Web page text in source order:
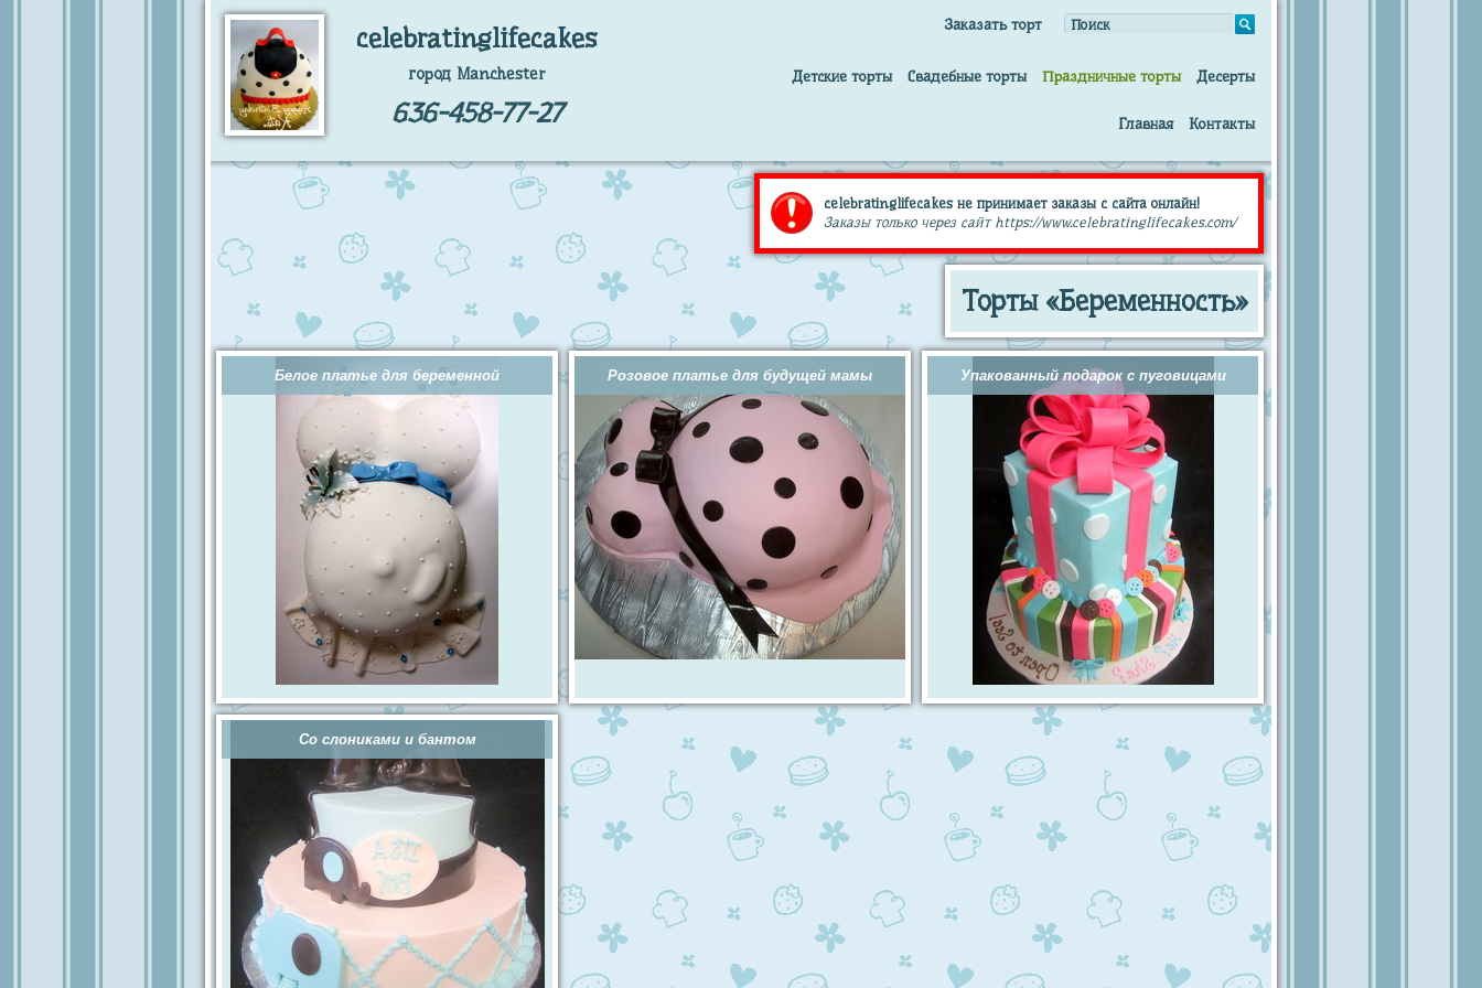
celebratinglifecakes
город Manchester
636-458-77-27
Заказать торт
Детские торты Свадебные торты Праздничные торты Десерты
Главная Контакты
celebratinglifecakes не принимает заказы с сайта онлайн!
Заказы только через сайт https://www.celebratinglifecakes.com/
Торты «Беременность»
Белое платье для беременной Розовое платье для будущей мамы Упакованный подарок с пуговицами
Со слониками и бантом